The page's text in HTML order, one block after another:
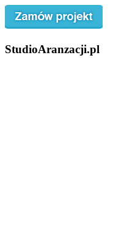
StudioAranzacji.pl